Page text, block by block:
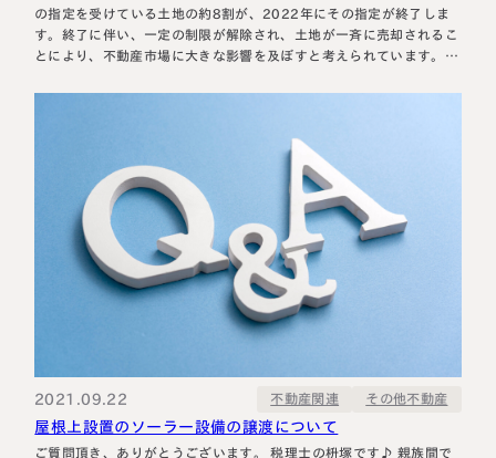
の指定を受けている土地の約8割が、2022年にその指定が終了しま
す。終了に伴い、一定の制限が解除され、土地が一斉に売却されるこ
とにより、不動産市場に大きな影響を及ぼすと考えられています。こ
産緑地とはなにか、生産緑地を所有している人にはどのような影響が
2021.09.22 不動産関連 その他不動産
屋根上設置のソーラー設備の譲渡について
ご質問頂き、ありがとうございます。 税理士の枡塚です♪ 親族間で